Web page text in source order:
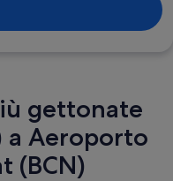
gettonate
a Aeroporto
(BCN)